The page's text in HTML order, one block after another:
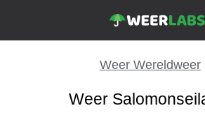
Weer Wereldweer
Weer